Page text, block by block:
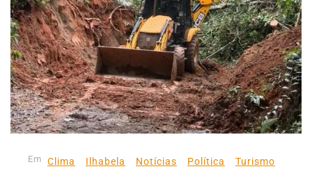
Em Clima Ilhabela Notícias Política Turismo